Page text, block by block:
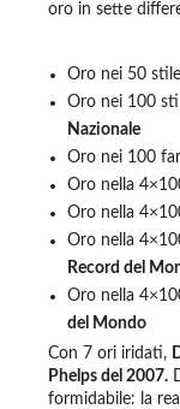
oro in sette
Oro nei 50
Oro nei 100
Nazionale
Oro nei 100
Oro nella
Oro nella
Oro nella
Record del
Oro nella
del Mondo
Con 7 ori iridati,
Phelps del 2007.
formidabile: la